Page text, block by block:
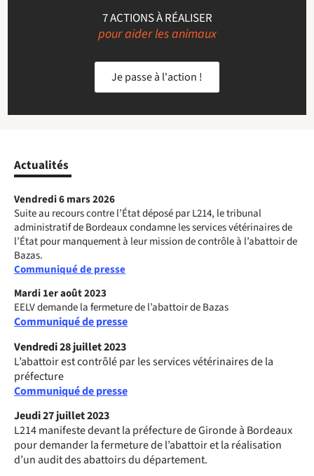
7 ACTIONS À RÉALISER
pour aider les animaux
Je passe à l'action !
Actualités
Vendredi 6 mars 2026
Suite au recours contre l’État déposé par L214, le tribunal
administratif de Bordeaux condamne les services vétérinaires de
l’État pour manquement à leur mission de contrôle à l’abattoir de
Bazas.
Communiqué de presse
Mardi 1er août 2023
EELV demande la fermeture de l’abattoir de Bazas
Communiqué de presse
Vendredi 28 juillet 2023
L’abattoir est contrôlé par les services vétérinaires de la
préfecture
Communiqué de presse
Jeudi 27 juillet 2023
L214 manifeste devant la préfecture de Gironde à Bordeaux
pour demander la fermeture de l’abattoir et la réalisation
d’un audit des abattoirs du département.